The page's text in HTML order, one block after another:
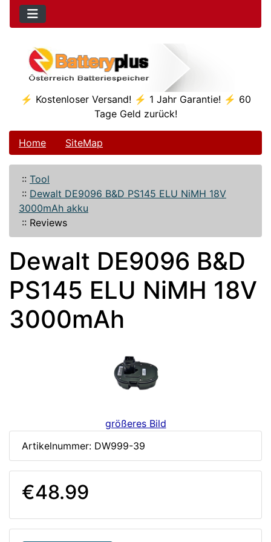
⚡ Kostenloser Versand! ⚡ 1 Jahr Garantie! ⚡ 60
Tage Geld zurück!
Home SiteMap
:: Tool
:: Dewalt DE9096 B&D PS145 ELU NiMH 18V
3000mAh akku
:: Reviews
Dewalt DE9096 B&D
PS145 ELU NiMH 18V
3000mAh
größeres Bild
Artikelnummer: DW999-39
€48.99